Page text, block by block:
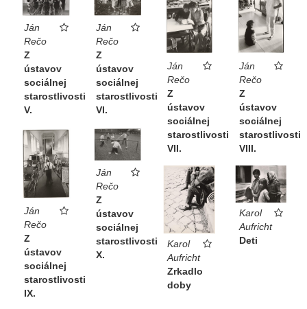
Ján
Rečo
Z
ústavov
sociálnej
starostlivosti
V.
Ján
Rečo
Z
ústavov
sociálnej
starostlivosti
VI.
Ján
Rečo
Z
ústavov
sociálnej
starostlivosti
VII.
Ján
Rečo
Z
ústavov
sociálnej
starostlivosti
VIII.
Ján
Rečo
Z
ústavov
sociálnej
starostlivosti
IX.
Ján
Rečo
Z
ústavov
sociálnej
starostlivosti
X.
Karol
Aufricht
Zrkadlo
doby
Karol
Aufricht
Deti